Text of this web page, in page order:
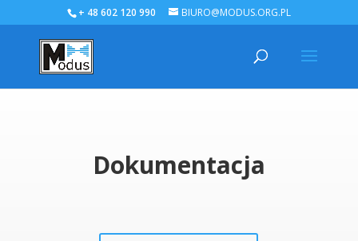
+ 48 602 120 990 BIURO@MODUS.ORG.PL
Dokumentacja